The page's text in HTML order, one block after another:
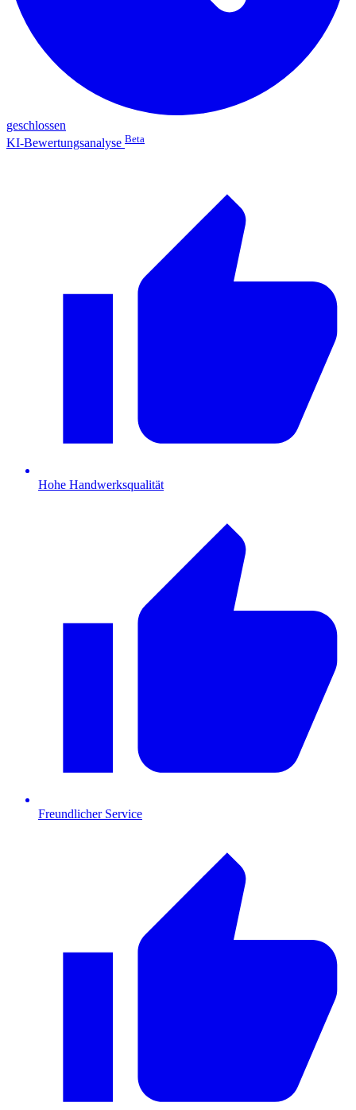
geschlossen
KI-Bewertungsanalyse Beta
Hohe Handwerksqualität
Freundlicher Service